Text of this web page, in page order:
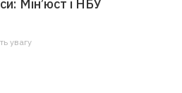
Мін’юст і НБУ
увагу